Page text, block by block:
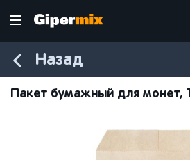
Назад
Пакет бумажный для монет,